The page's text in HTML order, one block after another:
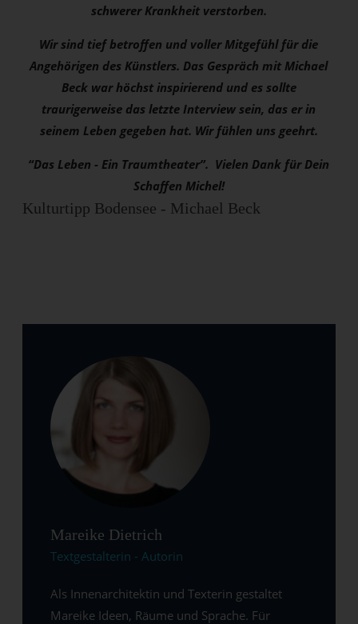
schwerer Krankheit verstorben.
Wir sind tief betroffen und voller Mitgefühl für die
Angehörigen des Künstlers. Das Gespräch mit Michael
Beck war höchst inspirierend und es sollte
traurigerweise das letzte Interview sein, das er in
seinem Leben gegeben hat. Wir fühlen uns geehrt.
“Das Leben - Ein Traumtheater”. Vielen Dank für Dein
Schaffen Michel!
Kulturtipp Bodensee - Michael Beck
Mareike Dietrich
Textgestalterin - Autorin
Als Innenarchitektin und Texterin gestaltet
Mareike Ideen, Räume und Sprache. Für